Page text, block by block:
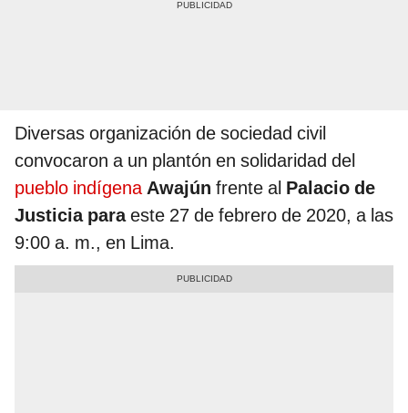
Diversas organización de sociedad civil
convocaron a un plantón en solidaridad del
pueblo indígena Awajún frente al Palacio de
Justicia paraeste 27 de febrero de 2020, a las
9:00 a. m., en Lima.